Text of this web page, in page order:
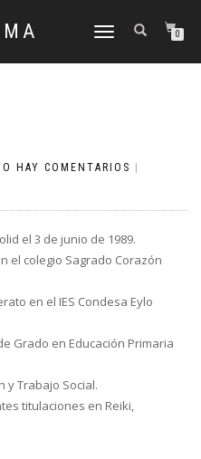
CAMBIAR
0
HAY COMENTARIOS
el 3 de junio de 1989.
el colegio Sagrado Corazón
en el IES Condesa Eylo
Grado en Educación Primaria
y Trabajo Social.
titulaciones en Reiki,